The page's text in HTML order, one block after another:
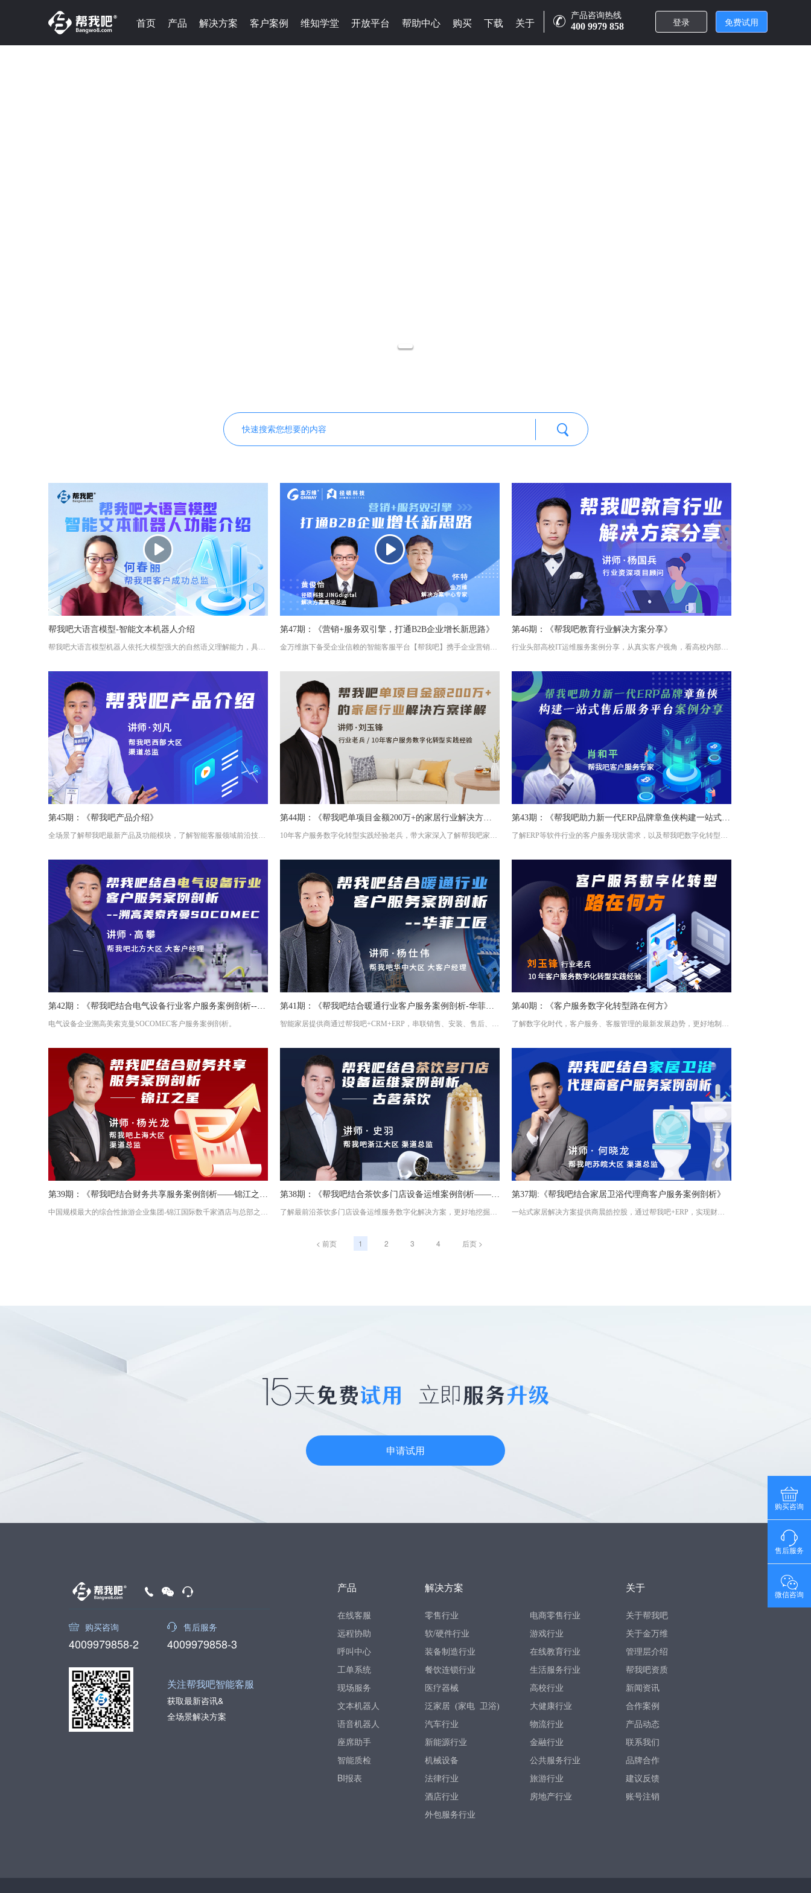
首页 产品 解决方案 客户案例 维知学堂 开放平台 帮助中心 购买 下载 关于
产品咨询热线
400 9979 858 登录 免费试用
帮我吧大语言模型-智能文本机器人介绍
帮我吧大语言模型机器人依托大模型强大的自然语义理解能力，具备拟人化的表达能力，能够以自然流畅的语言与用户进行交流，为用户带来高效流畅的交互体验。
第47期：《营销+服务双引擎，打通B2B企业增长新思路》
金万维旗下备受企业信赖的智能客服平台【帮我吧】携手企业营销自动化服务商【径硕科技】联合开展直播，为企业在疫情之中破局业务，突围增长，提供发展新思路！
第46期：《帮我吧教育行业解决方案分享》
行业头部高校IT运维服务案例分享，从真实客户视角，看高校内部客户服务。
第45期：《帮我吧产品介绍》
全场景了解帮我吧最新产品及功能模块，了解智能客服领域前沿技术。
第44期：《帮我吧单项目金额200万+的家居行业解决方案详解》
10年客户服务数字化转型实践经验老兵，带大家深入了解帮我吧家居行业大型客户服务解决方案。
第43期：《帮我吧助力新一代ERP品牌章鱼侠构建一站式售后服务平台案例分享》
了解ERP等软件行业的客户服务现状需求，以及帮我吧数字化转型解决方案。
第42期：《帮我吧结合电气设备行业客户服务案例剖析--溯高美索克曼SOCOMEC》
电气设备企业溯高美索克曼SOCOMEC客户服务案例剖析。
第41期：《帮我吧结合暖通行业客户服务案例剖析-华菲工匠》
智能家居提供商通过帮我吧+CRM+ERP，串联销售、安装、售后、仓储、财务等链条，实现业务、财务、服务一体化管理，提升客户服务体验，降低协同成本。
第40期：《客户服务数字化转型路在何方》
了解数字化时代，客户服务、客服管理的最新发展趋势，更好地制定服务发展规划。
第39期：《帮我吧结合财务共享服务案例剖析——锦江之星》
中国规模最大的综合性旅游企业集团-锦江国际数千家酒店与总部之间财务共享服务案例剖析。
第38期：《帮我吧结合茶饮多门店设备运维案例剖析——古茗茶饮》
了解最前沿茶饮多门店设备运维服务数字化解决方案，更好地挖掘连锁茶饮客户，获取【高额增值价值】。
第37期:《帮我吧结合家居卫浴代理商客户服务案例剖析》
一站式家居解决方案提供商晨皓控股，通过帮我吧+ERP，实现财务、业务、服务一体化，全方位提升公司管理水平。
< 前页 1 2 3 4 后页 >
申请试用
购买咨询
4009979858-2
售后服务
4009979858-3
关注帮我吧智能客服
获取最新咨讯&
全场景解决方案
产品
在线客服
远程协助
呼叫中心
工单系统
现场服务
文本机器人
语音机器人
座席助手
智能质检
BI报表
解决方案
零售行业
软/硬件行业
装备制造行业
餐饮连锁行业
医疗器械
泛家居 (家电 卫浴)
汽车行业
新能源行业
机械设备
法律行业
酒店行业
外包服务行业
电商零售行业
游戏行业
在线教育行业
生活服务行业
高校行业
大健康行业
物流行业
金融行业
公共服务行业
旅游行业
房地产行业
关于
关于帮我吧
关于金万维
管理层介绍
帮我吧资质
新闻资讯
合作案例
产品动态
联系我们
品牌合作
建议反馈
账号注销
购买咨询
售后服务
微信咨询